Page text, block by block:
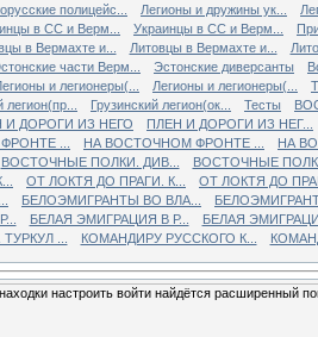
полицейс... Легионы и дружины ук...
в СС и Верм... Украинцы в СС и Верм...
в Вермахте и... Литовцы в Вермахте и...
части Верм... Эстонские диверсанты
и легионеры(... Легионы и легионеры(...
легион(пр... Грузинский легион(ок... Тесты
И ДОРОГИ ИЗ НЕГО
ПЛЕН И ДОРОГИ ИЗ НЕГ...
...
НА ВОСТОЧНОМ ФРОНТЕ ...
НА
ВОСТОЧНЫЕ ПОЛКИ. ДИВ...
ВОСТОЧНЫЕ
ОТ ЛОКТЯ ДО ПРАГИ. К...
ОТ ЛОКТЯ ДО
БЕЛОЭМИГРАНТЫ ВО ВЛА...
БЕЛАЯ ЭМИГРАЦИЯ В Р...
БЕЛАЯ
...
КОМАНДИРУ РУССКОГО К...